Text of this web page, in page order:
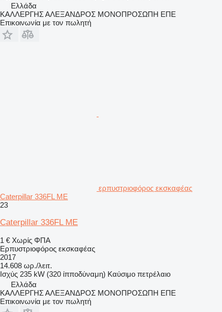
Ελλάδα
ΚΑΛΛΕΡΓΗΣ ΑΛΕΞΑΝΔΡΟΣ ΜΟΝΟΠΡΟΣΩΠΗ ΕΠΕ
Επικοινωνία με τον πωλητή
ερπυστριοφόρος εκσκαφέας
Caterpillar 336FL ME
23
Caterpillar 336FL ME
1 € Χωρίς ΦΠΑ
Ερπυστριοφόρος εκσκαφέας
2017
14.608 ωρ./λειτ.
Ισχύς 235 kW (320 ίπποδύναμη) Καύσιμο πετρέλαιο
Ελλάδα
ΚΑΛΛΕΡΓΗΣ ΑΛΕΞΑΝΔΡΟΣ ΜΟΝΟΠΡΟΣΩΠΗ ΕΠΕ
Επικοινωνία με τον πωλητή